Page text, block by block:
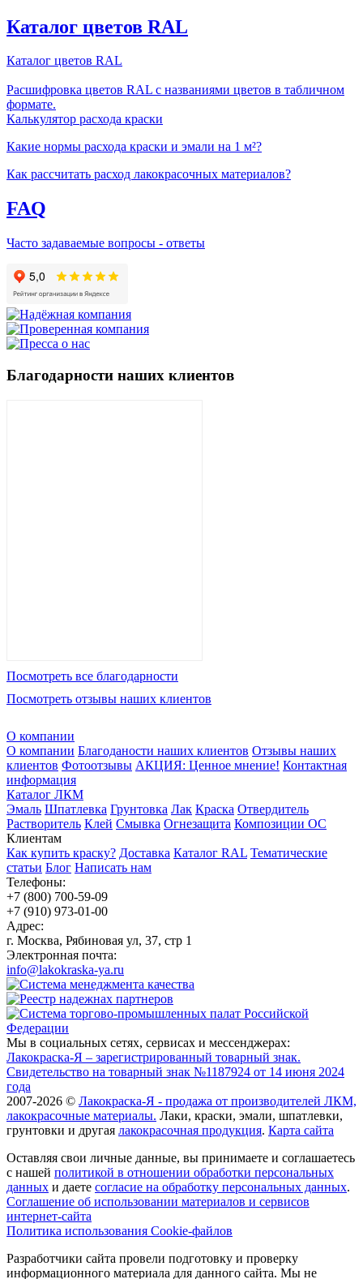
Каталог цветов RAL
Каталог цветов RAL
Расшифровка цветов RAL с названиями цветов в табличном
формате.
Калькулятор расхода краски
Какие нормы расхода краски и эмали на 1 м²?
Как рассчитать расход лакокрасочных материалов?
FAQ
Часто задаваемые вопросы - ответы
Благодарности наших клиентов
Посмотреть все благодарности
Посмотреть отзывы наших клиентов
О компании
О компании Благоданости наших клиентов Отзывы наших
клиентов Фотоотзывы АКЦИЯ: Ценное мнение! Контактная
информация
Каталог ЛКМ
Эмаль Шпатлевка Грунтовка Лак Краска Отвердитель
Растворитель Клей Смывка Огнезащита Композиции ОС
Клиентам
Как купить краску? Доставка Каталог RAL Тематические
статьи Блог Написать нам
Телефоны:
+7 (800) 700-59-09
+7 (910) 973-01-00
Адрес:
г. Москва, Рябиновая ул, 37, стр 1
Электронная почта:
info@lakokraska-ya.ru
Мы в социальных сетях, сервисах и мессенджерах:
Лакокраска-Я – зарегистрированный товарный знак.
Свидетельство на товарный знак №1187924 от 14 июня 2024
года
2007-2026 © Лакокраска-Я - продажа от производителей ЛКМ,
лакокрасочные материалы. Лаки, краски, эмали, шпатлевки,
грунтовки и другая лакокрасочная продукция. Карта сайта
Оставляя свои личные данные, вы принимаете и соглашаетесь
с нашей политикой в отношении обработки персональных
данных и даете cогласие на обработку персональных данных.
Соглашение об использовании материалов и сервисов
интернет-сайта
Политика использования Cookie-файлов
Разработчики сайта провели подготовку и проверку
информационного материала для данного сайта. Мы не